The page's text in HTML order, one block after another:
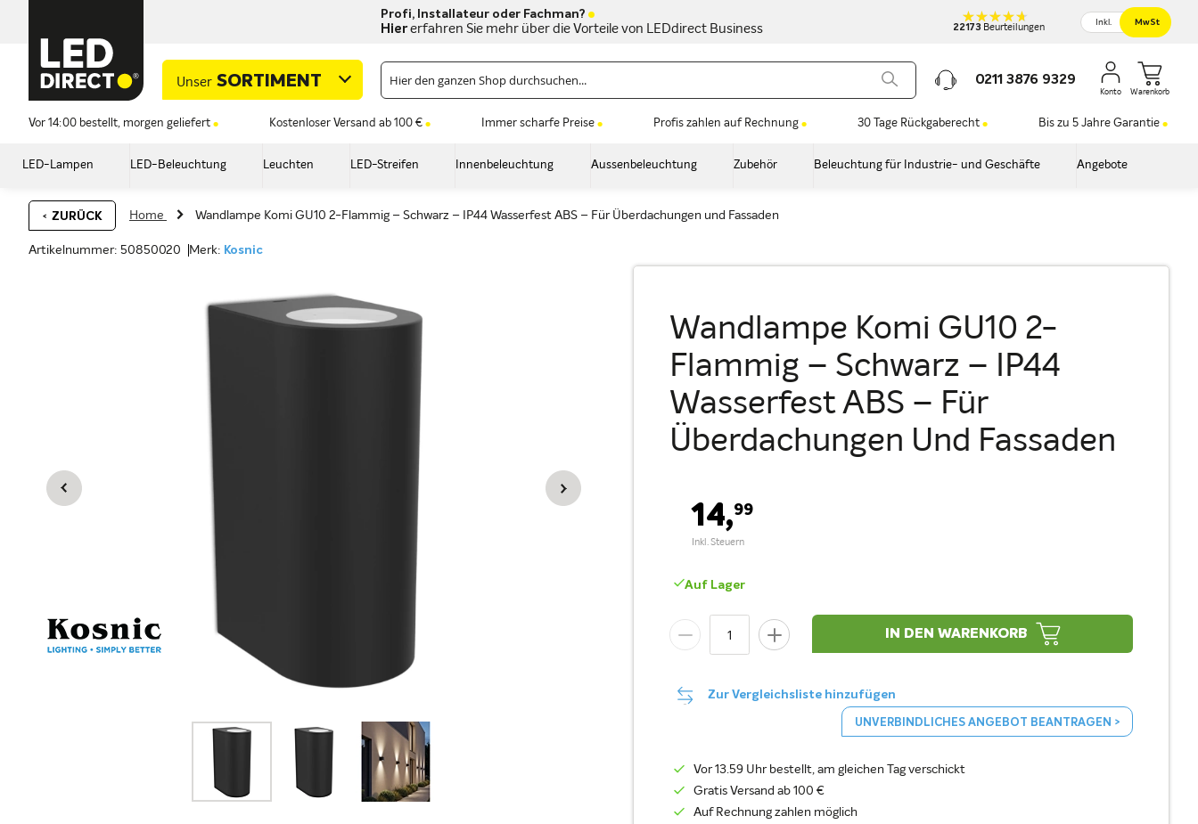
Profi, Installateur oder Fachman?
Hiererfahren Sie mehr über die Vorteile von LEDdirect Business 22173 Beurteilungen
Inkl. MwSt
Unser SORTIMENT 0211 3876 9329
Warenkorb
Vor 14:00 bestellt, morgen geliefert Kostenloser Versand ab 100 € Immer scharfe Preise Profis zahlen auf Rechnung 30 Tage Rückgaberecht Bis zu 5 Jahre Garantie
LED-Lampen LED-Beleuchtung Leuchten LED-Streifen Innenbeleuchtung Aussenbeleuchtung Zubehör Beleuchtung für Industrie- und Geschäfte Angebote
ZURÜCK Home Wandlampe Komi GU10 2-Flammig – Schwarz – IP44 Wasserfest ABS – Für Überdachungen und Fassaden
Artikelnummer: 50850020 Merk: Kosnic
Wandlampe Komi GU10 2-
Flammig – Schwarz – IP44
Wasserfest ABS – Für
Überdachungen Und Fassaden
14,99
Auf Lager
IN DEN WARENKORB
Zur Vergleichsliste hinzufügen
UNVERBINDLICHES ANGEBOT BEANTRAGEN >
Vor 13.59 Uhr bestellt, am gleichen Tag verschickt
Gratis Versand ab 100 €
Auf Rechnung zahlen möglich